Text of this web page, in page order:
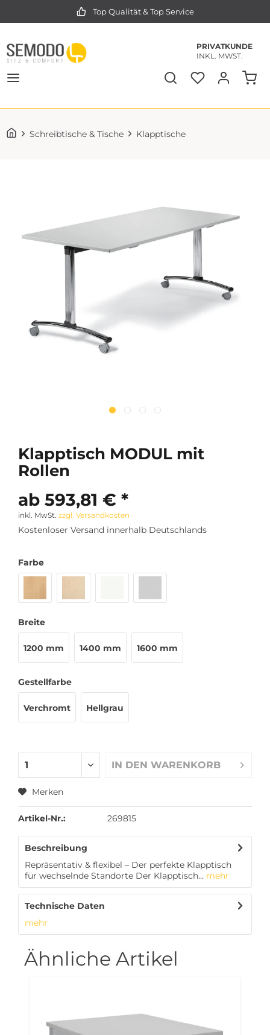
Top Qualität & Top Service
PRIVATKUNDE
INKL. MWST.
Schreibtische & Tische Klapptische
Klapptisch MODUL mit
Rollen
ab 593,81 € *
inkl. MwSt. zzgl. Versandkosten
Kostenloser Versand innerhalb Deutschlands
Farbe
Breite
1200 mm 1400 mm 1600 mm
Gestellfarbe
Verchromt Hellgrau
IN DEN WARENKORB
Merken
Artikel-Nr.: 269815
Beschreibung
Repräsentativ & flexibel – Der perfekte Klapptisch
für wechselnde Standorte Der Klapptisch... mehr
Technische Daten
mehr
Ähnliche Artikel